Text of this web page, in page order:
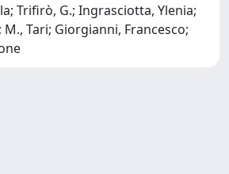
Trifirò, G.; Ingrasciotta, Ylenia;
Tari; Giorgianni, Francesco;